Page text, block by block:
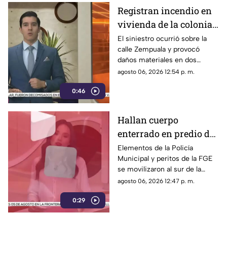
0:46
Registran incendio en
vivienda de la colonia
Fronteriza; bomberos
controlan las llamas
El siniestro ocurrió sobre la
calle Zempuala y provocó
daños materiales en dos
habitaciones; Protección Civil
agosto 06, 2026 12:54 p. m.
0:29
Hallan cuerpo
enterrado en predio de
la colonia División del
Norte en Chihuahua
Elementos de la Policía
Municipal y peritos de la FGE
se movilizaron al sur de la
capital tras el descubrimiento
agosto 06, 2026 12:47 p. m.